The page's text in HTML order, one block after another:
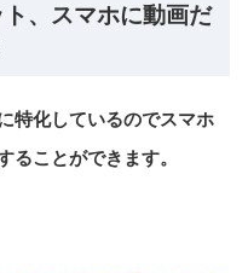
、スマホに動画だ
特化しているのでスマホ
ることができます。